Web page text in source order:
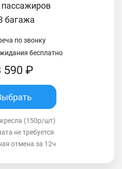
багажа
по звонку
бесплатно
590 ₽
(150р/шт)
не требуется
отмена за 12ч